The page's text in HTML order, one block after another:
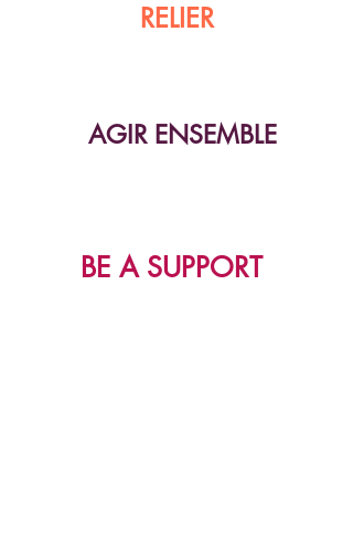
RELIER
AGIR ENSEMBLE
BE A SUPPORT